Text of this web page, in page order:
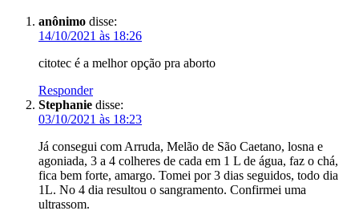
anônimo disse:
14/10/2021 às 18:26
citotec é a melhor opção pra aborto
Responder
Stephanie disse:
03/10/2021 às 18:23
Já consegui com Arruda, Melão de São Caetano, losna e
agoniada, 3 a 4 colheres de cada em 1 L de água, faz o chá,
fica bem forte, amargo. Tomei por 3 dias seguidos, todo dia
1L. No 4 dia resultou o sangramento. Confirmei uma
ultrassom.